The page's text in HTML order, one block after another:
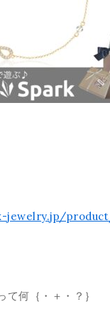
jewelry.jp/
て何｛・＋・？｝